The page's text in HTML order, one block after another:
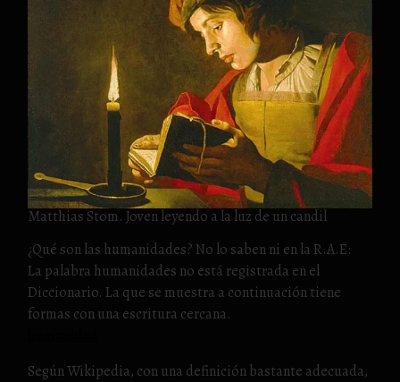
Matthias Stom. Joven leyendo a la luz de un candil
¿Qué son las humanidades? No lo saben ni en la R.A.E:
La palabra humanidades no está registrada en el
Diccionario. La que se muestra a continuación tiene
formas con una escritura cercana.
Según Wikipedia, con una definición bastante adecuada,